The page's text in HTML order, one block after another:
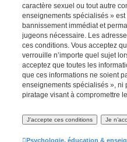
caractère sexuel ou tout autre
enseignements spécialisés »
bannissement immédiat et
jugeons nécessaire. Les
ces conditions. Vous acceptez
verrouille n’importe quel sujet
acceptez que toutes les
que ces informations ne soient
enseignements spécialisés », ni
piratage visant à compromettre
Psychologie, éducation &